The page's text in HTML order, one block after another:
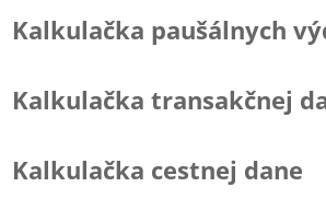
Kalkulačka paušálnych
Kalkulačka transakčnej
Kalkulačka cestnej dane